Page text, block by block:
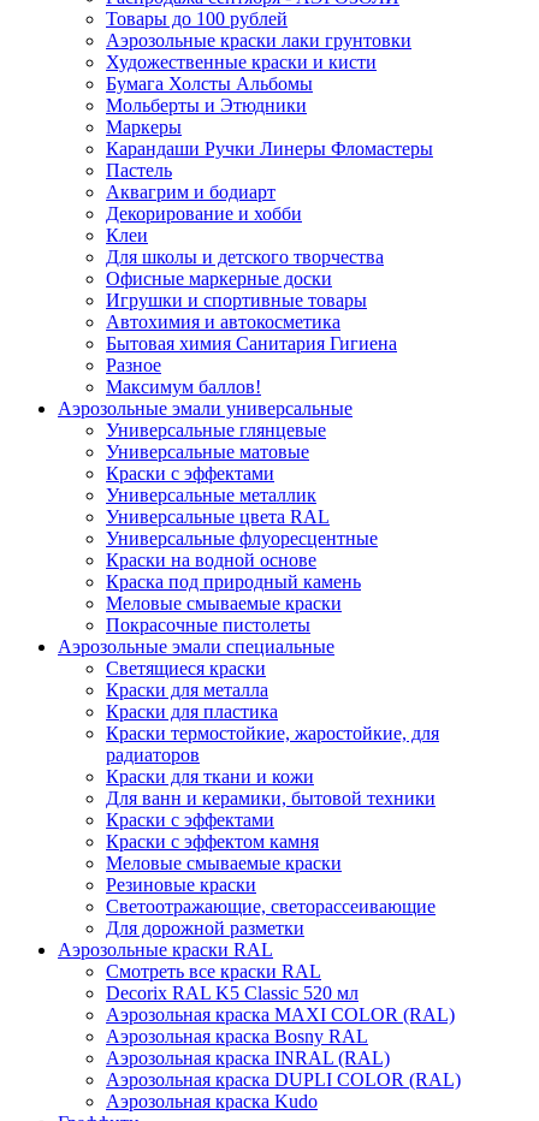
Товары до 100 рублей
Аэрозольные краски лаки грунтовки
Художественные краски и кисти
Бумага Холсты Альбомы
Мольберты и Этюдники
Маркеры
Карандаши Ручки Линеры Фломастеры
Пастель
Аквагрим и бодиарт
Декорирование и хобби
Клеи
Для школы и детского творчества
Офисные маркерные доски
Игрушки и спортивные товары
Автохимия и автокосметика
Бытовая химия Санитария Гигиена
Разное
Максимум баллов!
Аэрозольные эмали универсальные
Универсальные глянцевые
Универсальные матовые
Краски с эффектами
Универсальные металлик
Универсальные цвета RAL
Универсальные флуоресцентные
Краски на водной основе
Краска под природный камень
Меловые смываемые краски
Покрасочные пистолеты
Аэрозольные эмали специальные
Светящиеся краски
Краски для металла
Краски для пластика
Краски термостойкие, жаростойкие, для
радиаторов
Краски для ткани и кожи
Для ванн и керамики, бытовой техники
Краски с эффектами
Краски с эффектом камня
Меловые смываемые краски
Резиновые краски
Светоотражающие, светорассеивающие
Для дорожной разметки
Аэрозольные краски RAL
Смотреть все краски RAL
Decorix RAL K5 Classic 520 мл
Аэрозольная краска MAXI COLOR (RAL)
Аэрозольная краска Bosny RAL
Аэрозольная краска INRAL (RAL)
Аэрозольная краска DUPLI COLOR (RAL)
Аэрозольная краска Kudo